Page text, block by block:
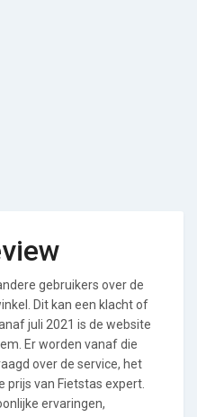
gebruikers over de
Dit kan een klacht of
juli 2021 is de website
Er worden vanaf die
over de service, het
prijs van Fietstas expert.
ervaringen,